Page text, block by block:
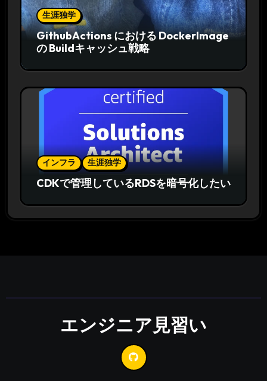
生涯独学
GithubActions における DockerImage
の Buildキャッシュ戦略
インフラ 生涯独学
CDKで管理しているRDSを暗号化したい
エンジニア見習い